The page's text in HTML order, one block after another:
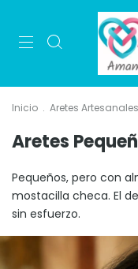
Inicio . Aretes Artesanales
Aretes
Pequeños, pero con
mostacilla checa. El
sin esfuerzo.